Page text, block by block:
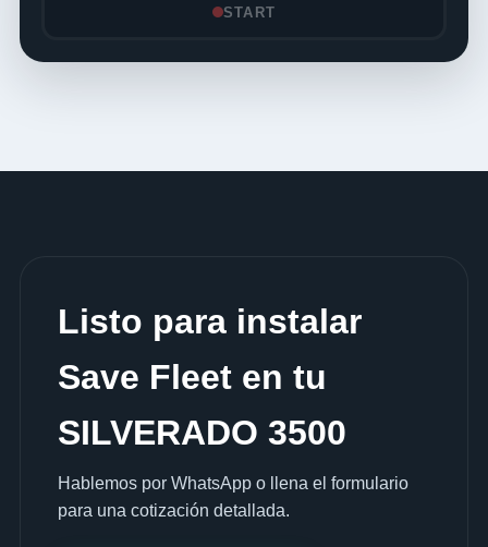
START
Listo para instalar
Save Fleet en tu
SILVERADO 3500
Hablemos por WhatsApp o llena el formulario
para una cotización detallada.